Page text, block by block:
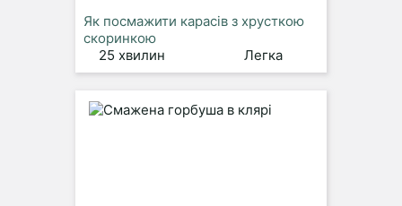
Як посмажити карасів з хрусткою
скоринкою
25 хвилин
Легка